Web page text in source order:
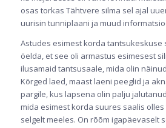
osas torkas Tähtvere silma sel ajal
uurisin tunniplaani ja muud
Astudes esimest korda
öelda, et see oli armastus esimesest
ilusamaid tantsusaale, mida olin
Kõrged laed, maast laeni peeglid ja
pargile, kus lapsena olin palju
mida esimest korda suures saalis
selgelt meeles. On rõõm igapäevaselt